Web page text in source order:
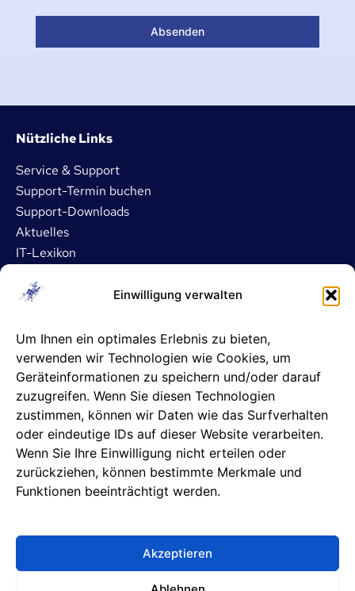
Einwilligung verwalten
Um Ihnen ein optimales Erlebnis zu bieten,
verwenden wir Technologien wie Cookies, um
Geräteinformationen zu speichern und/oder darauf
zuzugreifen. Wenn Sie diesen Technologien
zustimmen, können wir Daten wie das Surfverhalten
oder eindeutige IDs auf dieser Website verarbeiten.
Wenn Sie Ihre Einwilligung nicht erteilen oder
zurückziehen, können bestimmte Merkmale und
Funktionen beeinträchtigt werden.
Akzeptieren
Absenden
Nützliche Links
Service & Support
Support-Termin buchen
Support-Downloads
Aktuelles
IT-Lexikon
Dienstleistungen
Microsoft 365 Betreuung
ASP- und DATEV-Betreuung
IT-Sicherheit
IT-Support
Unternehmen
Info & Kontakt
Karriere
Datenschutzhinweise